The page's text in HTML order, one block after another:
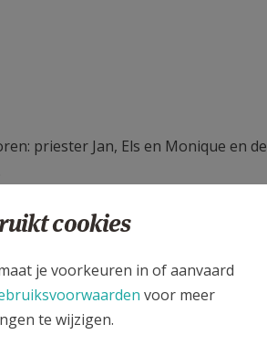
priester Jan, Els en Monique en de
cookies
je voorkeuren in of aanvaard
voor meer
te wijzigen.